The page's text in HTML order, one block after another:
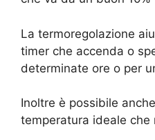
La termoregolazione
timer che accenda o
determinate ore o per
Inoltre è possibile
temperatura ideale che